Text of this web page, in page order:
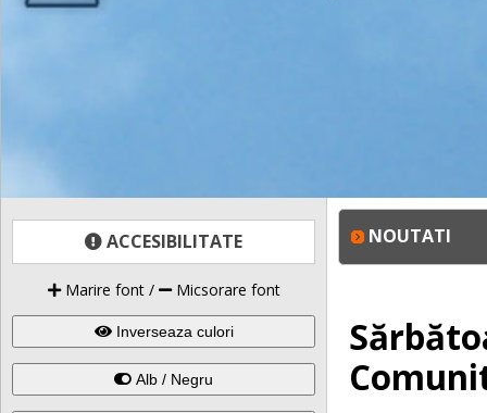
ACCESIBILITATE
Marire font/ Micsorare font
Inverseaza culori
Alb / Negru
NOUTATI